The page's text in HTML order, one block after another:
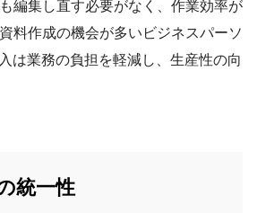
編集し直す必要がなく、作業効率が
料作成の機会が多いビジネスパーソ
は業務の負担を軽減し、生産性の向
統一性